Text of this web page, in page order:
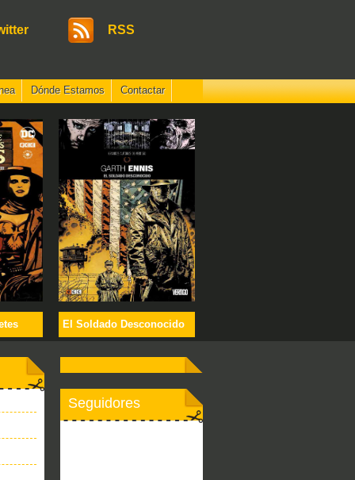
RSS
Dónde Estamos Contactar
El Soldado Desconocido
Seguidores